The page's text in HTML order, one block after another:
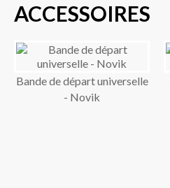
ACCESSOIRES
Bande de départ universelle
- Novik